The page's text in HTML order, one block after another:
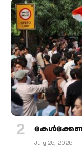
July 25, 2026